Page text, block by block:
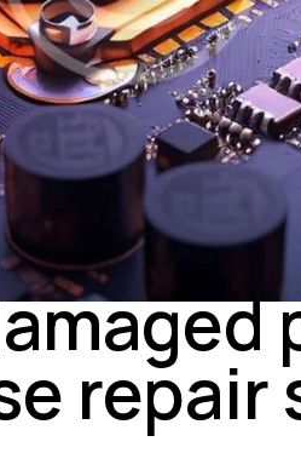
ELECTRONICS
repair